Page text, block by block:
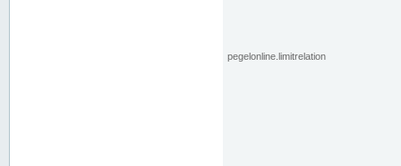
pegelonline.limitrelation